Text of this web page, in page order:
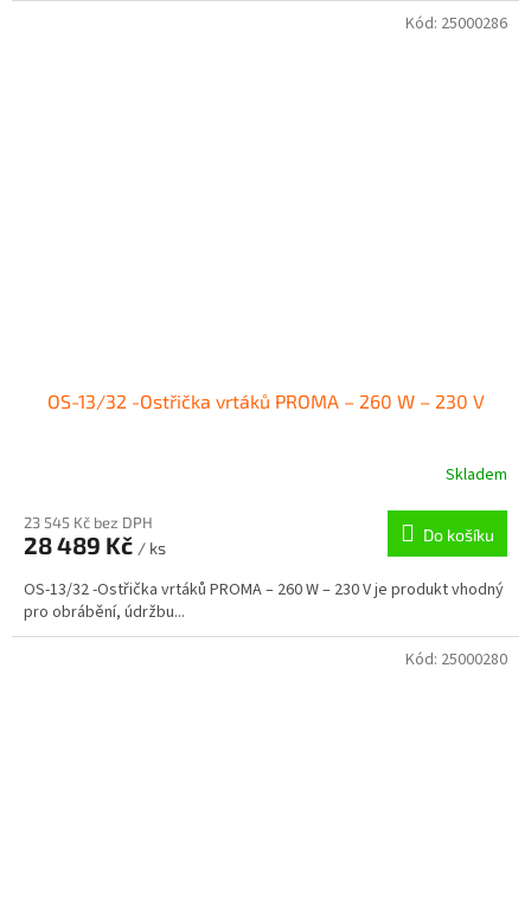
OS-13/32 -Ostřička vrtáků PROMA – 260 W – 230 V
Skladem
23 545 Kč bez DPH
28 489 Kč / ks
Do košíku
OS-13/32 -Ostřička vrtáků PROMA – 260 W – 230 V je produkt vhodný
pro obrábění, údržbu...
Kód: 25000286
Kód: 25000280